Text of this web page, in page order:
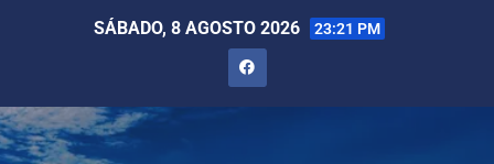
SÁBADO, 8 AGOSTO 2026 23:21 PM